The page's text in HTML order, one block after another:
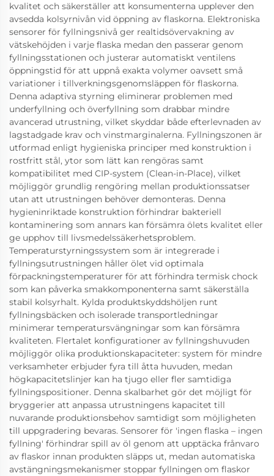
kvalitet och säkerställer att konsumenterna upplever den
avsedda kolsyrnivån vid öppning av flaskorna. Elektroniska
sensorer för fyllningsnivå ger realtidsövervakning av
vätskehöjden i varje flaska medan den passerar genom
fyllningsstationen och justerar automatiskt ventilens
öppningstid för att uppnå exakta volymer oavsett små
variationer i tillverkningsgenomsläppen för flaskorna.
Denna adaptiva styrning eliminerar problemen med
underfyllning och överfyllning som drabbar mindre
avancerad utrustning, vilket skyddar både efterlevnaden av
lagstadgade krav och vinstmarginalerna. Fyllningszonen är
utformad enligt hygieniska principer med konstruktion i
rostfritt stål, ytor som lätt kan rengöras samt
kompatibilitet med CIP-system (Clean-in-Place), vilket
möjliggör grundlig rengöring mellan produktionssatser
utan att utrustningen behöver demonteras. Denna
hygieninriktade konstruktion förhindrar bakteriell
kontaminering som annars kan försämra ölets kvalitet eller
ge upphov till livsmedelssäkerhetsproblem.
Temperaturstyrningssystem som är integrerade i
fyllningsutrustningen håller ölet vid optimala
förpackningstemperaturer för att förhindra termisk chock
som kan påverka smakkomponenterna samt säkerställa
stabil kolsyrhalt. Kylda produktskyddshöljen runt
fyllningsbäcken och isolerade transportledningar
minimerar temperatursvängningar som kan försämra
kvaliteten. Flertalet konfigurationer av fyllningshuvuden
möjliggör olika produktionskapaciteter: system för mindre
verksamheter erbjuder fyra till åtta huvuden, medan
högkapacitetslinjer kan ha tjugo eller fler samtidiga
fyllningspositioner. Denna skalbarhet gör det möjligt för
bryggerier att anpassa utrustningens kapacitet till
nuvarande produktionsbehov samtidigt som möjligheten
till uppgradering bevaras. Sensorer för 'ingen flaska – ingen
fyllning' förhindrar spill av öl genom att upptäcka frånvaro
av flaskor innan produkten släpps ut, medan automatiska
avstängningsmekanismer stoppar fyllningen om flaskor